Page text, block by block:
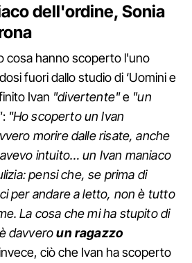
dell'ordine, Sonia
cosa hanno scoperto l'uno
fuori dallo studio di ‘Uomini e
Ivan "divertente"e "un
: "Ho scoperto un Ivan
morire dalle risate, anche
intuito… un Ivan maniaco
pensi che, se prima di
per andare a letto, non è tutto
La cosa che mi ha stupito di
davveroun ragazzo
ciò che Ivan ha scoperto